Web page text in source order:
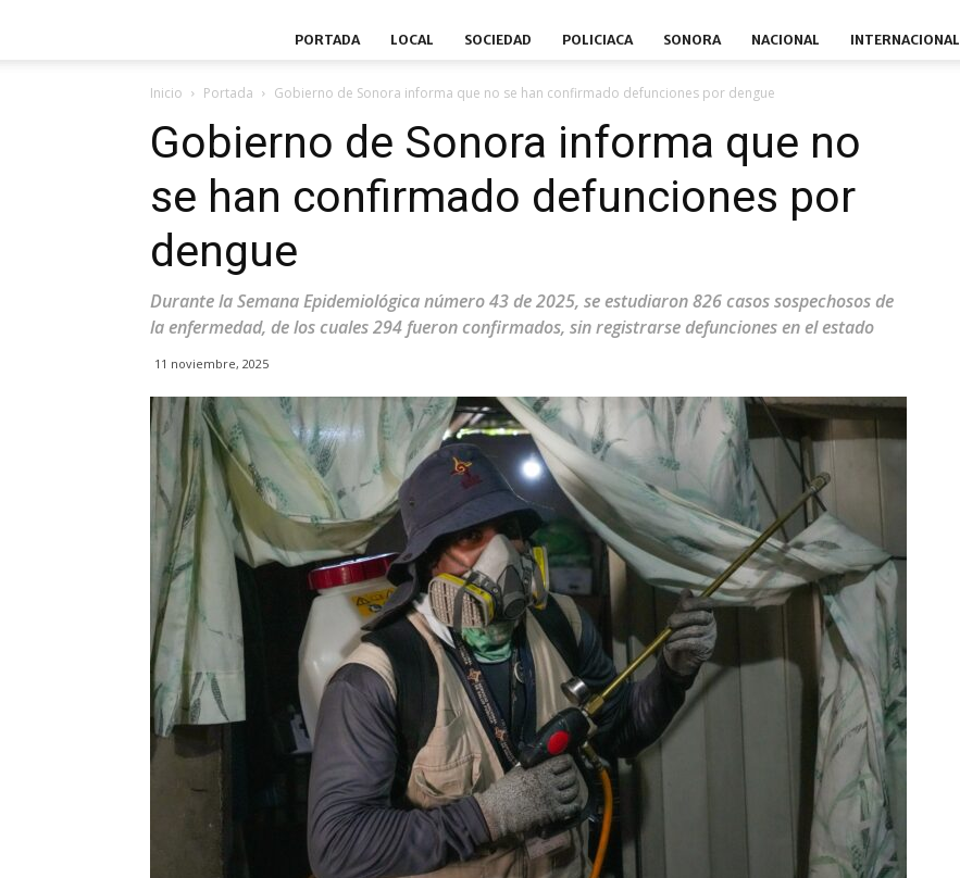
PORTADA LOCAL SOCIEDAD POLICIACA SONORA NACIONAL INTERNACIONAL
Inicio Portada Gobierno de Sonora informa que no se han confirmado defunciones por dengue
Gobierno de Sonora informa que no
se han confirmado defunciones por
dengue
Durante la Semana Epidemiológica número 43 de 2025, se estudiaron 826 casos sospechosos de
la enfermedad, de los cuales 294 fueron confirmados, sin registrarse defunciones en el estado
11 noviembre, 2025